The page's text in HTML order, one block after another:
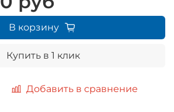
Добавить в сравнение
В корзину
Купить в 1 клик